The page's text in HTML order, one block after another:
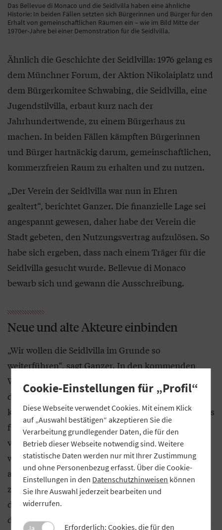
Das Bellevue di Monaco und die Seidlvilla haben eine ähnliche
Historie: In beiden Fällen setzten sich Bürgerinnen und Bürger für den
Erhalt von gemeinschaftlichen Räumen ein – wie im Bild Mitte der
1970er-Jahre bei einer Demonstration für die Seidlvilla.
Ähnlich die Geschichte der Seidlvilla: 1976 gelang es
dem Münchner Forum, der Aktion Nikolaiplatz und
dem Bürgerkomitee Schwabing, die Seidlvilla, eine
Jugendstilvilla, erbaut kurz nach der
Jahrhundertwende, zu einem Bürgerhaus zu
machen. In beiden Fällen kämpften Bürgerinnen
und Bürger hartnäckig darum, gemeinschaftlichen,
kommerzfreien Raum zu erhalten und zu nutzen.
„Der Verein der Seidlvilla war nun in Ehren
gealtert“, berichtet Ganzer. Die finanzielle Lage sei
angespannt gewesen, daher habe der Verein die
Stadt gebeten, den Nutzungsvertrag aufzulösen. So
habe sich ergeben, dass nach einem Träger für die
Seidlvilla gesucht wurde. Bellevue di Monaco
bewarb sich und gewann die Ausschreibung.
Neue und alte Akteure einbinden
„Wir wollen die Seidlvilla im Grunde so
weiterführen“, sagt Ganzer. In den kommenden
Wochen planen sie Workshops, um das Haus sowie
die Nutzerinnen und Nutzer besser
kennenzulernen. Wer macht was? Was gibt es bereits
für Ideen? „Vieles hat sich natürlich über die Jahre
verfestigt. Unter neuer Trägerschaft kann vieles
wieder anders gestaltet werden.“ Dabei legen sie
allerdings großen Wert darauf, mit allen Akteuren
zu reden. „Wir sind als Genossenschaft
demokratisch organisiert, so geht es uns jetzt
darum, die in der Seidlvilla bereits aktiven Gruppen
Cookie-Einstellungen für „Profil“
Diese Webseite verwendet Cookies. Mit einem Klick
auf „Auswahl bestätigen“ akzeptieren Sie die
Verarbeitung grundlegender Daten, die für den
Betrieb dieser Webseite notwendig sind. Weitere
statistische Daten werden nur mit Ihrer Zustimmung
und ohne Personenbezug erfasst. Über die Cookie-
Einstellungen in den Datenschutzhinweisen können
Sie Ihre Auswahl jederzeit bearbeiten und
widerrufen.
Ja
Erforderlich: Cookies, die für den